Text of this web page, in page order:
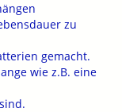
zu
gemacht.
wie z.B. eine